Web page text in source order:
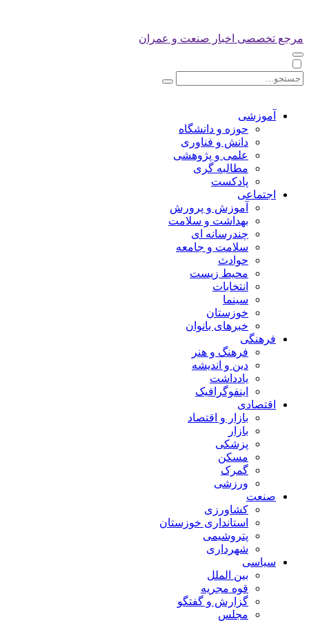
مرجع تخصصی اخبار صنعت و عمران
آموزشی
حوزه و دانشگاه
دانش و فناوری
علمی و پژوهشی
مطالبه گری
پادکست
اجتماعی
آموزش و پرورش
بهداشت و سلامت
چندرسانه ای
سلامت و جامعه
حوادث
محیط زیست
انتخابات
سینما
خوزستان
خبرهای بانوان
فرهنگی
فرهنگ و هنر
دین و اندیشه
یادداشت
اینفوگرافیک
اقتصادی
بازار و اقتصاد
بازار
پزشکی
مسکن
گمرک
ورزشی
صنعت
کشاورزی
استانداری خوزستان
پتروشیمی
شهرداری
سیاسی
بین الملل
قوه مجریه
گزارش و گفتگو
مجلس